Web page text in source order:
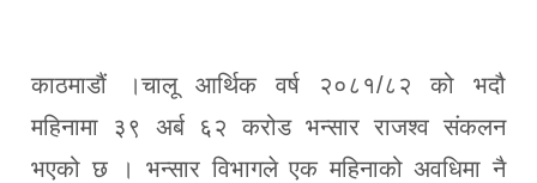
काठमाडौं ।चालू आर्थिक वर्ष २०८१/८२ को भदौ
महिनामा ३९ अर्ब ६२ करोड भन्सार राजश्व संकलन
भएको छ । भन्सार विभागले एक महिनाको अवधिमा नै